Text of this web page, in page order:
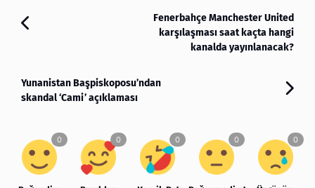
Fenerbahçe Manchester United
karşılaşması saat kaçta hangi
kanalda yayınlanacak?
Yunanistan Başpiskoposu’ndan
skandal ‘Cami’ açıklaması